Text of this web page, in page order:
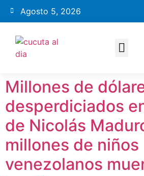
Agosto 5, 2026
Millones de
desperdiciados
de Nicolás
millones de niños
venezolanos